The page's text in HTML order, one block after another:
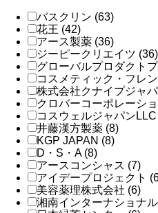
バスクリン (63)
花王 (42)
アース製薬 (36)
ジーピークリエイツ (36)
グローバルプロダクト
コスメティック・フレ
株式会社クナイプジャ
クロバーコーポレーシ
コスウェルジャパン
井藤漢方製薬 (8)
KGP JAPAN (8)
D・S・A (8)
アースコンシャス (7)
アイデープロジェクト
美容薬理株式会社 (6)
湘南インターナショナ